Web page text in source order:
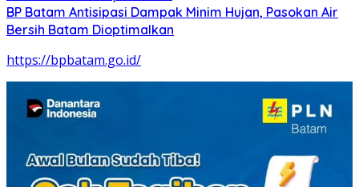
BP Batam Antisipasi Dampak Minim Hujan, Pasokan Air
Bersih Batam Dioptimalkan
https://bpbatam.go.id/